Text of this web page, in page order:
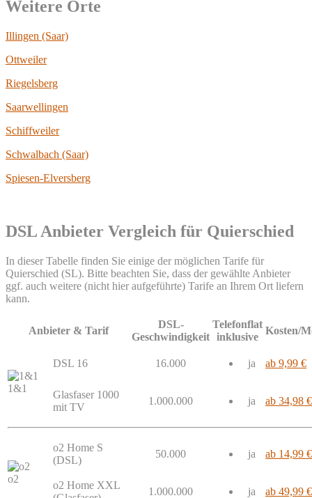
Weitere Orte
Illingen (Saar)
Ottweiler
Riegelsberg
Saarwellingen
Schiffweiler
Schwalbach (Saar)
Spiesen-Elversberg
DSL Anbieter Vergleich für Quierschied
In dieser Tabelle finden Sie einige der möglichen Tarife für
Quierschied (SL). Bitte beachten Sie, dass der gewählte Anbieter
ggf. auch weitere (nicht hier aufgeführte) Tarife an Ihrem Ort liefern
kann.
Anbieter & Tarif
DSL-
Geschwindigkeit
Telefonflat
inklusive
Kosten/
1&1
DSL 16 16.000 ja ab 9,99 €
Glasfaser 1000
mit TV
1.000.000 ja ab 34,98 €
o2
o2 Home S
(DSL)
50.000 ja ab 14,99 €
o2 Home XXL
1.000.000 ja ab 49,99 €